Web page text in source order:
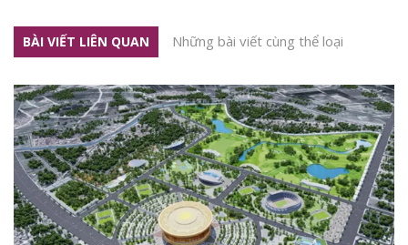
BÀI VIẾT LIÊN QUAN Những bài viết cùng thể loại